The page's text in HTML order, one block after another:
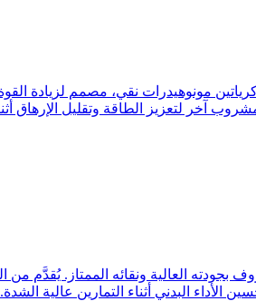
الأداء البدني أثناء التمارين عالية الشدة.